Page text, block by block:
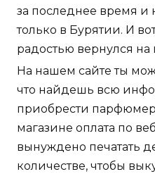
за последнее время и
только в Бурятии. И
радостью вернулся
На нашем сайте ты
что найдешь всю
приобрести
магазине оплата по
вынуждено печатать
количестве, чтобы